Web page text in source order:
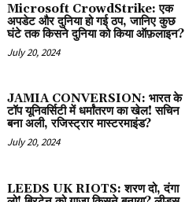
Microsoft CrowdStrike: एक
अपडेट और दुनिया हो गई ठप, जानिए कुछ
घंटे तक किसने दुनिया को किया ऑफ़लाइन?
July 20, 2024
JAMIA CONVERSION: भारत के
टॉप यूनिवर्सिटी में धर्मांतरण का खेल! सचिन
बना अली, रजिस्ट्रार मास्टरमाइंड?
July 20, 2024
LEEDS UK RIOTS: शरण दो, दंगा